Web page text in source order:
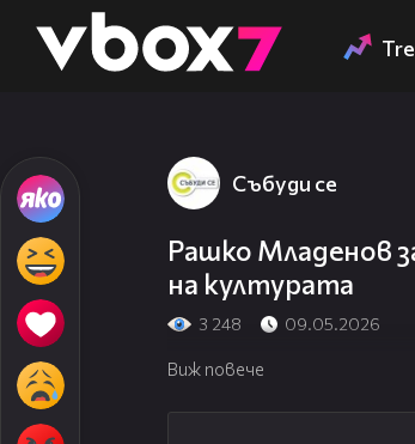
👾
Събуди се
Рашко Младенов
на културата
3 248 09.05.2026
Виж повече